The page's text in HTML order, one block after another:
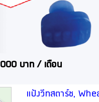
บาท / เดือน
แป้งวีทสตาร์ช,